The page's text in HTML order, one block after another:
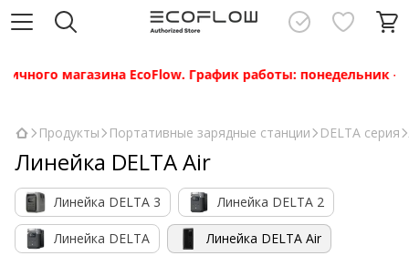
магазина EcoFlow. График работы: понедельник —
Продукты Портативные зарядные станции DELTA серия
Линейка DELTA Air
Линейка DELTA 3 Линейка DELTA 2
Линейка DELTA Линейка DELTA Air